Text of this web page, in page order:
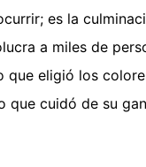
es la
a miles de
que eligió los
que cuidó de su